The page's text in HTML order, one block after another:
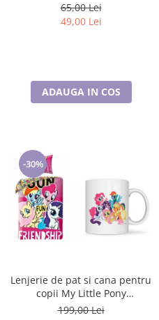
65,00 Lei
49,00 Lei
ADAUGA IN COS
-30%
Lenjerie de pat si cana pentru
copii My Little Pony
Friendship 140×200 cm, 70×90
199,00 Lei